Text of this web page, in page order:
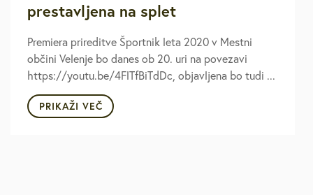
prestavljena na splet
Premiera prireditve Športnik leta 2020 v Mestni
občini Velenje bo danes ob 20. uri na povezavi
https://youtu.be/4FlTfBiTdDc, objavljena bo tudi ...
PRIKAŽI VEČ